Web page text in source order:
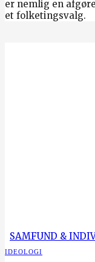
er nemlig en
et folketingsvalg.
SAMFUND &
IDEOLOGI